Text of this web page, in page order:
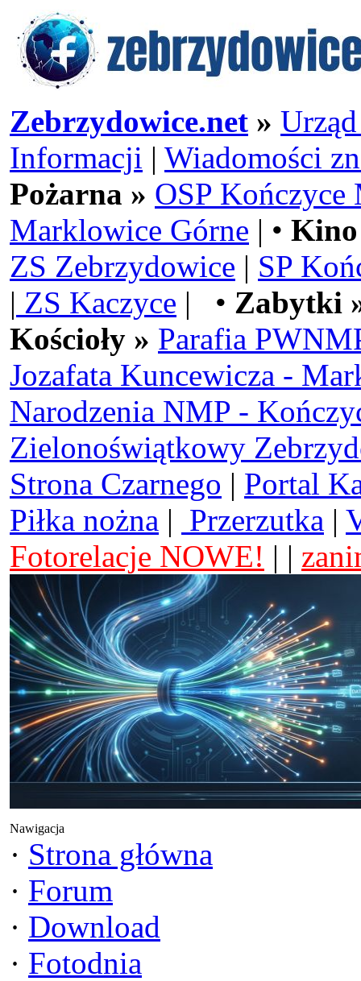
Zebrzydowice.net »
Informacji | Wiadomości
Pożarna » OSP Kończyce
Marklowice Górne | •
ZS Zebrzydowice | SP
| ZS Kaczyce | • Zabytki
Kościoły » Parafia
Jozafata Kuncewicza -
Narodzenia NMP -
Zielonoświątkowy
Strona Czarnego | Portal
Piłka nożna | Przerzutka |
Fotorelacje NOWE! | |
Nawigacja
· Strona główna
· Forum
· Download
· Fotodnia